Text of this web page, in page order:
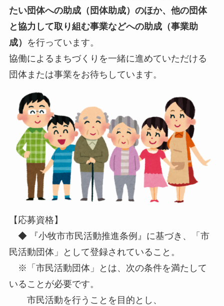
たい団体への助成（団体助成）のほか、他の団体
と協力して取り組む事業などへの助成（事業助
成）
を行っています。
協働によるまちづくりを一緒に進めていただける
団体または事業をお待ちしています。
【応募資格】
◆ 『小牧市市民活動推進条例』に基づき、「市
民活動団体」として登録されていること。
※「市民活動団体」とは、次の条件を満たして
いることが必要です。
市民活動を行うことを目的とし、